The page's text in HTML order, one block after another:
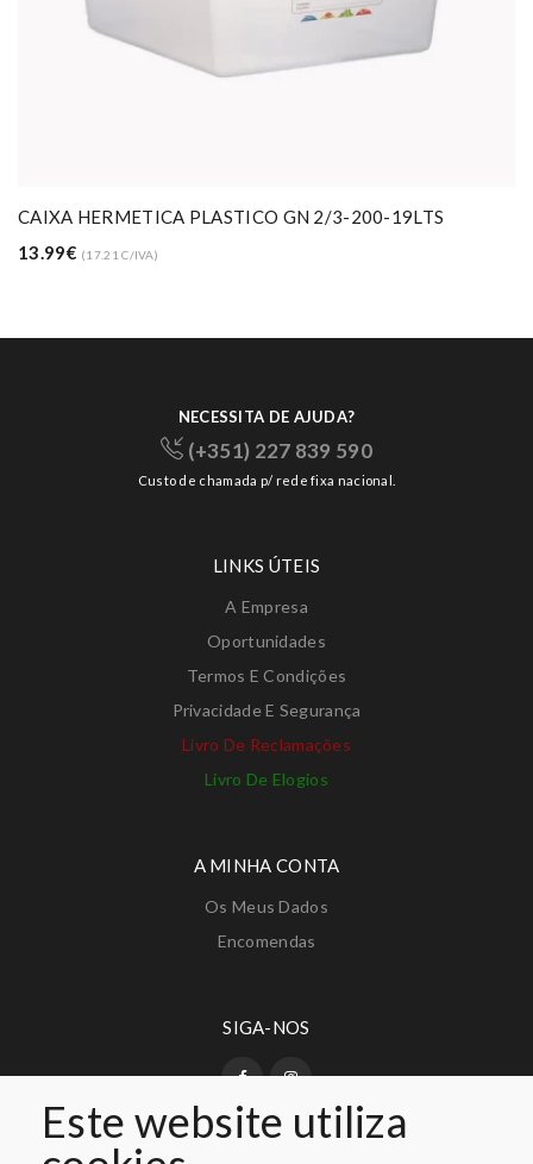
Este website utiliza
CAIXA HERMETICA PLASTICO GN 2/3-200-19LTS
13.99€ (17.21 C/IVA)
NECESSITA DE AJUDA?
(+351) 227 839 590
Custo de chamada p/ rede fixa nacional.
LINKS ÚTEIS
A Empresa
Oportunidades
Termos E Condições
Privacidade E Segurança
Livro De Reclamações
Livro De Elogios
A MINHA CONTA
Os Meus Dados
Encomendas
SIGA-NOS